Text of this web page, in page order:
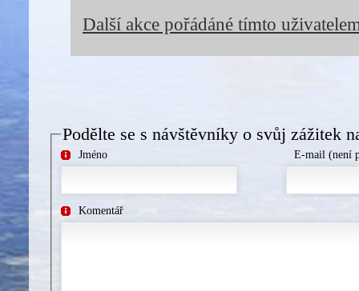
Další akce pořádáné tímto
Podělte se s návštěvníky o svůj zážitek
Jméno E-mail (není
Komentář